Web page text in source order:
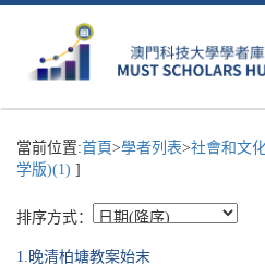
當前位置:首頁>學者列表>社會和文
学版)(1) ]
排序方式：
1.晚清柏塘教案始末